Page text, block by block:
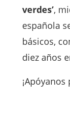
verdes’,
española
básicos,
diez años